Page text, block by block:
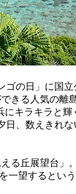
ゴの日」に
きる人気の離
キラキラと
、数えきれ
る丘展望台
望するとい